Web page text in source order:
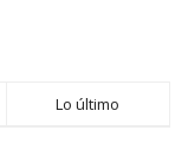
Lo último